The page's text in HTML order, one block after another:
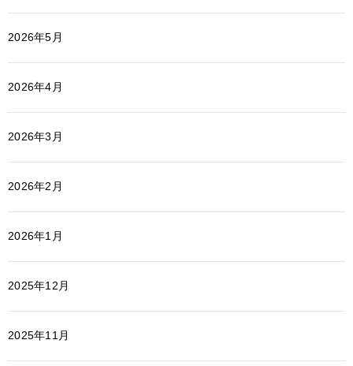
2026年5月
2026年4月
2026年3月
2026年2月
2026年1月
2025年12月
2025年11月